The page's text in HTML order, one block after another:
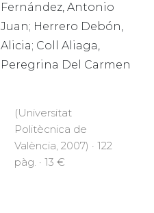
Fernández, Antonio
Juan; Herrero Debón,
Alicia; Coll Aliaga,
Peregrina Del Carmen
(Universitat
Politècnica de
València, 2007) · 122
pàg. · 13 €